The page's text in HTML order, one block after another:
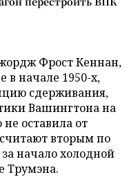
Фрост Кеннан,
в начале 1950-х,
сдерживания,
Вашингтона на
оставила от
считают вторым по
начало холодной
Трумэна.